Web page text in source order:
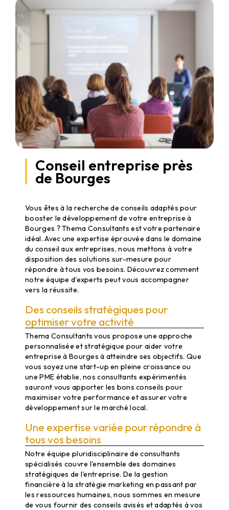
Conseil entreprise près
de Bourges
Conseil entreprise à Bourges : Maximisez la performance
Vous êtes à la recherche de conseils adaptés pour
booster le développement de votre entreprise à
Bourges ? Thema Consultants est votre partenaire
idéal. Avec une expertise éprouvée dans le domaine
du conseil aux entreprises, nous mettons à votre
disposition des solutions sur-mesure pour
répondre à tous vos besoins. Découvrez comment
notre équipe d'experts peut vous accompagner
vers la réussite.
Des conseils stratégiques pour
optimiser votre activité
Thema Consultants vous propose une approche
personnalisée et stratégique pour aider votre
entreprise à Bourges à atteindre ses objectifs. Que
vous soyez une start-up en pleine croissance ou
une PME établie, nos consultants expérimentés
sauront vous apporter les bons conseils pour
maximiser votre performance et assurer votre
développement sur le marché local.
Une expertise variée pour répondre à
tous vos besoins
Notre équipe pluridisciplinaire de consultants
spécialisés couvre l'ensemble des domaines
stratégiques de l'entreprise. De la gestion
financière à la stratégie marketing en passant par
les ressources humaines, nous sommes en mesure
de vous fournir des conseils avisés et adaptés à vos